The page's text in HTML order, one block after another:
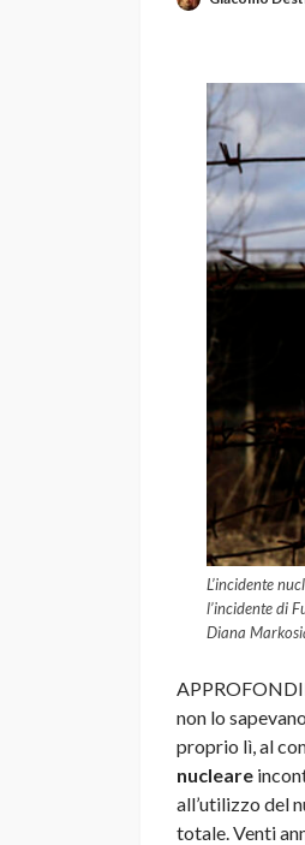
L’incidente
l’incidente di
Diana
non lo
proprio lì, al
nucleare
all’utilizzo del
totale. Venti